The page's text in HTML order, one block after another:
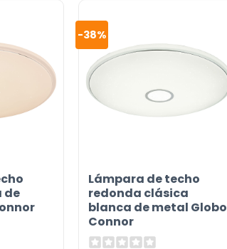
de
-38%
Lámpara de techo
redonda clásica
blanca de metal Globo
Connor